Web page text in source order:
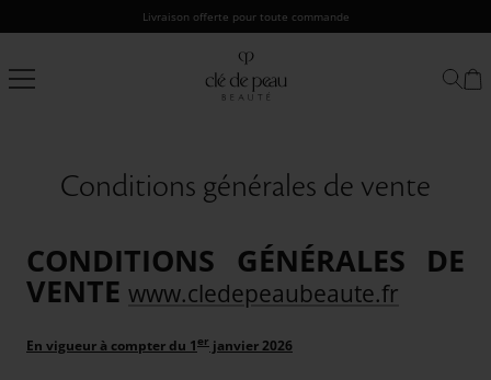
Livraison offerte pour toute commande
de
Peau
Conditions générales de vente
CONDITIONS GÉNÉRALES DE
VENTE www.cledepeaubeaute.fr
En vigueur à compter du 1er janvier 2026